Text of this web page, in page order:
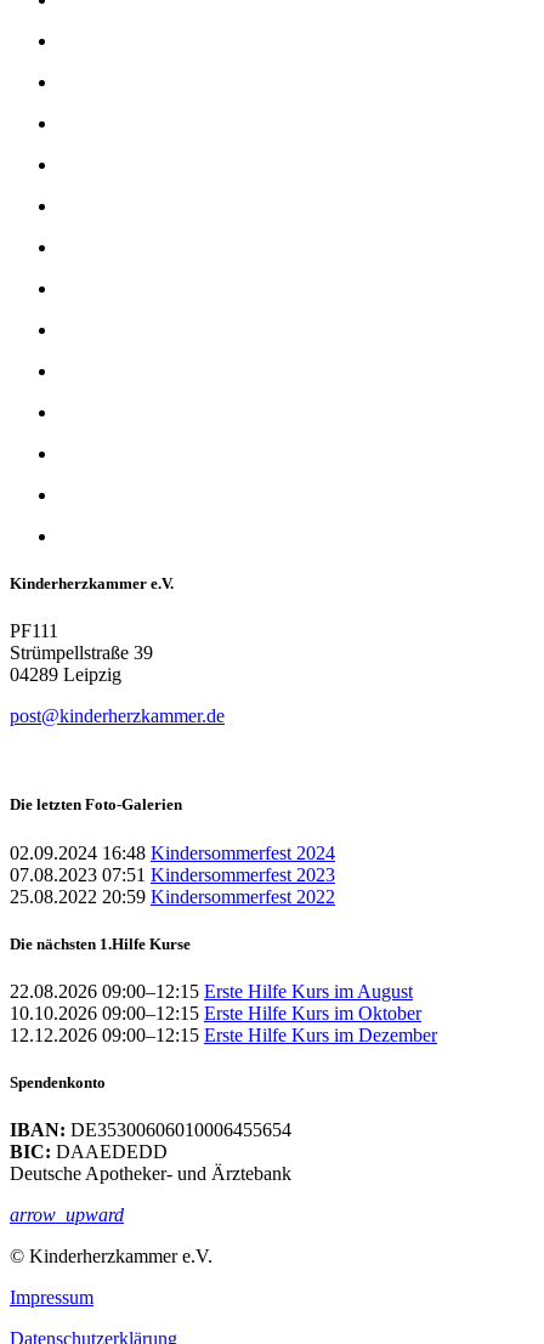
Kinderherzkammer e.V.
PF111
Strümpellstraße 39
04289 Leipzig
post@kinderherzkammer.de
Die letzten Foto-Galerien
02.09.2024 16:48 Kindersommerfest 2024
07.08.2023 07:51 Kindersommerfest 2023
25.08.2022 20:59 Kindersommerfest 2022
Die nächsten 1.Hilfe Kurse
22.08.2026 09:00–12:15 Erste Hilfe Kurs im August
10.10.2026 09:00–12:15 Erste Hilfe Kurs im Oktober
12.12.2026 09:00–12:15 Erste Hilfe Kurs im Dezember
Spendenkonto
IBAN: DE35300606010006455654
BIC: DAAEDEDD
Deutsche Apotheker- und Ärztebank
arrow_upward
© Kinderherzkammer e.V.
Impressum
Datenschutzerklärung